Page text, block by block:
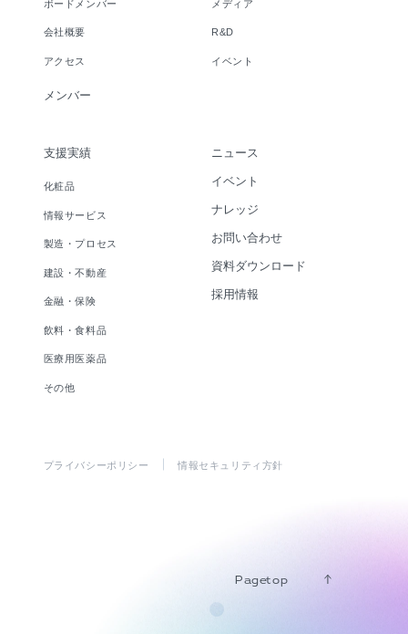
ボードメンバー
会社概要
アクセス
メンバー
メディア
R&D
イベント
支援実績
化粧品
情報サービス
製造・プロセス
建設・不動産
金融・保険
飲料・食料品
医療用医薬品
その他
ニュース
イベント
ナレッジ
お問い合わせ
資料ダウンロード
採用情報
プライバシーポリシー 情報セキュリティ方針
Pagetop